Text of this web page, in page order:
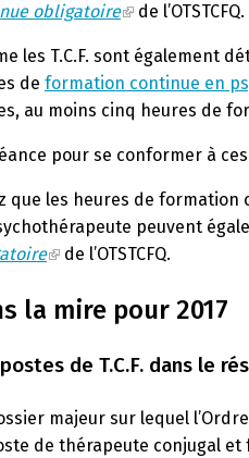
obligatoire
de l’OTSTCFQ.
les T.C.F. sont également
de formation continue en
au moins cinq heures de
pour se conformer à
que les heures de
peuvent
de l’OTSTCFQ.
la mire pour 2017
de T.C.F. dans le
majeur sur lequel
de thérapeute conjugal et